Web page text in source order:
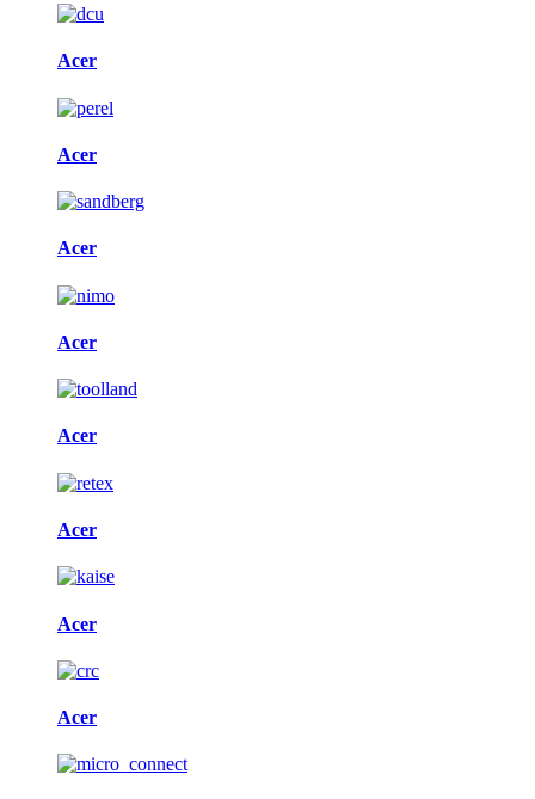
Acer
Acer
Acer
Acer
Acer
Acer
Acer
Acer